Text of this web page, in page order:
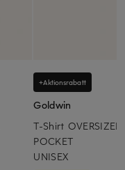
+Aktionsrabatt
Goldwin
T-Shirt OVERSIZED
POCKET
UNISEX